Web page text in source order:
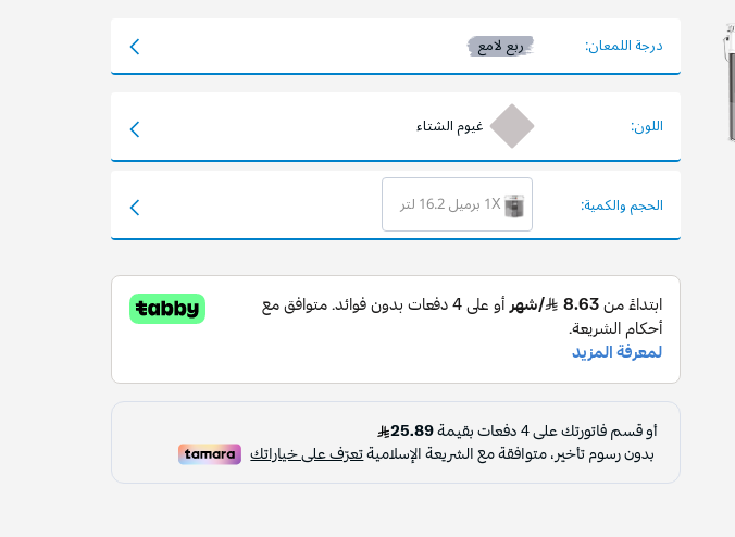
درجة اللمعان: ربع لامع
اللون: غيوم الشتاء
الحجم والكمية: 1X برميل 16.2 لتر